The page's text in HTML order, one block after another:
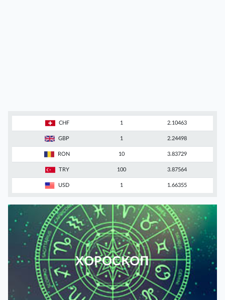
CHF 1 2.10463
GBP 1 2.24498
RON 10 3.83729
TRY 100 3.87564
USD 1 1.66355
ХОРОСКОП